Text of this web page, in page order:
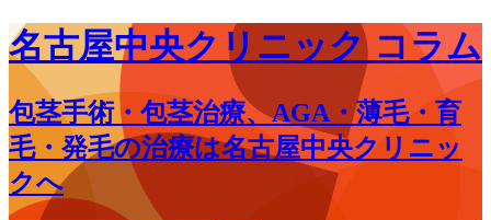
名古屋中央クリニック コラム
包茎手術・包茎治療、AGA・薄毛・育
毛・発毛の治療は名古屋中央クリニッ
クへ